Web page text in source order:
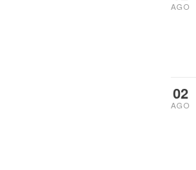
AGO
02
AGO